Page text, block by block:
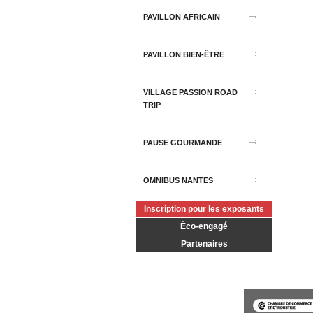
PAVILLON AFRICAIN
PAVILLON BIEN-ÊTRE
VILLAGE PASSION ROAD
TRIP
PAUSE GOURMANDE
OMNIBUS NANTES
Inscription pour les exposants
Éco-engagé
Partenaires